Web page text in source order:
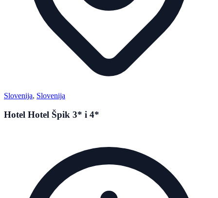
Slovenija, Slovenija
Hotel Hotel Špik 3* i 4*